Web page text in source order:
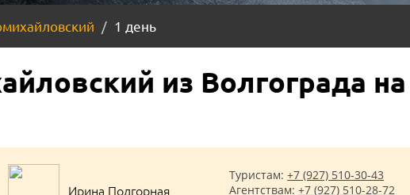
1 день
из Волгограда
Ирина Подгорная
Туристам:+7 (927) 510-30-43
Агентствам:+7 (927) 510-28-72